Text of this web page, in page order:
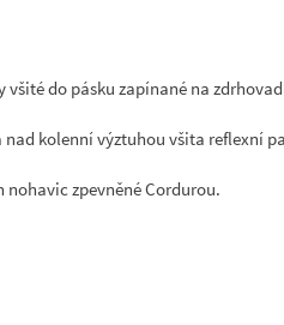
všité do pásku zapínané na
kolenní výztuhou všita reflexní
zpevněné Cordurou.